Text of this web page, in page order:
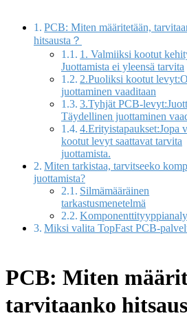
PCB: Miten määritetään,
hitsausta？
1. Valmiiksi kootut
Juottamista ei yleensä tarvita
2.Puoliksi kootut
juottaminen vaaditaan
3.Tyhjät PCB-
Täydellinen juottaminen
4.Erityistapaukset:Jopa
kootut levyt saattavat tarvita
juottamista.
Miten tarkistaa, tarvitseeko
juottamista?
Silmämääräinen
tarkastusmenetelmä
Miksi valita TopFast PCB-
PCB: Miten
tarvitaanko